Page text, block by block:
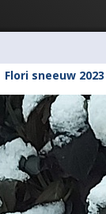
Flori sneeuw 2023